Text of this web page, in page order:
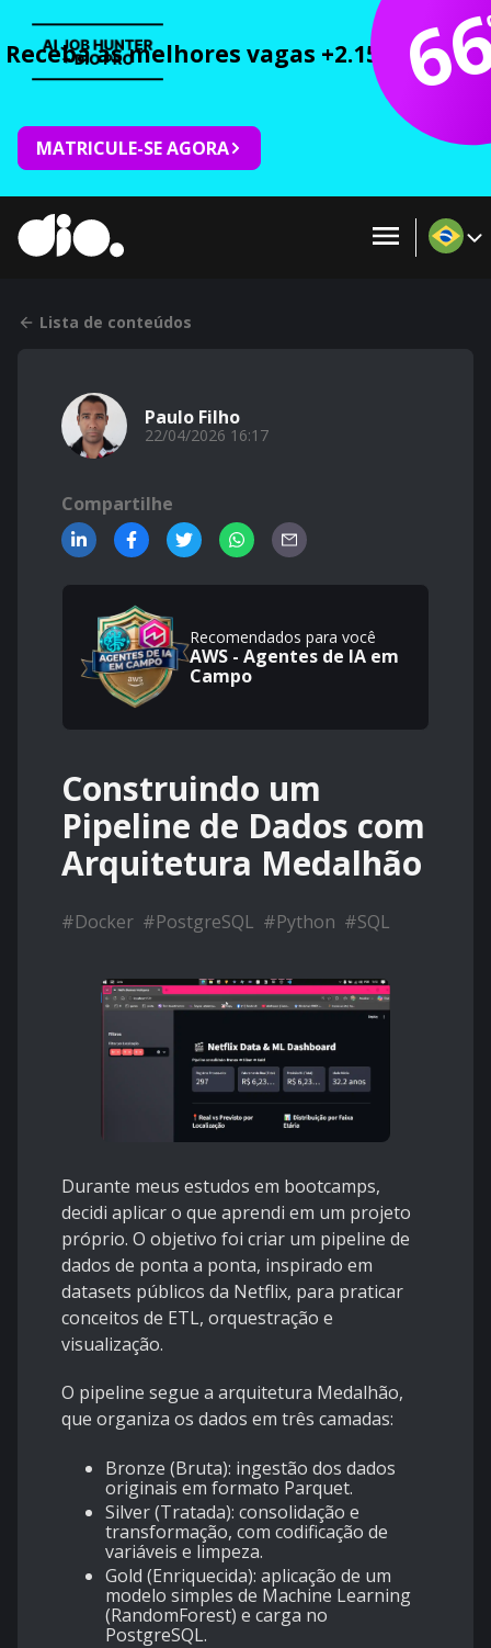
Receba as melhores vagas +2.150 cursos
MATRICULE-SE AGORA
Lista de conteúdos
Paulo Filho
22/04/2026 16:17
Compartilhe
Recomendados para você
AWS - Agentes de IA em
Campo
Construindo um
Pipeline de Dados com
Arquitetura Medalhão
#Docker #PostgreSQL #Python #SQL
Durante meus estudos em bootcamps,
decidi aplicar o que aprendi em um projeto
próprio. O objetivo foi criar um pipeline de
dados de ponta a ponta, inspirado em
datasets públicos da Netflix, para praticar
conceitos de ETL, orquestração e
visualização.
O pipeline segue a arquitetura Medalhão,
que organiza os dados em três camadas:
Bronze (Bruta): ingestão dos dados
originais em formato Parquet.
Silver (Tratada): consolidação e
transformação, com codificação de
variáveis e limpeza.
Gold (Enriquecida): aplicação de um
modelo simples de Machine Learning
(RandomForest) e carga no
PostgreSQL.